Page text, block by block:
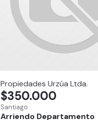
Propiedades Urzúa Ltda.
Santiago
Arriendo Departamento
$350.000